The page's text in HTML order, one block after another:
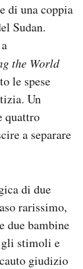
di una coppia
Sudan.
the World
le spese
Un
quattro
a separare
di due
rarissimo,
due bambine
gli stimoli e
giudizio